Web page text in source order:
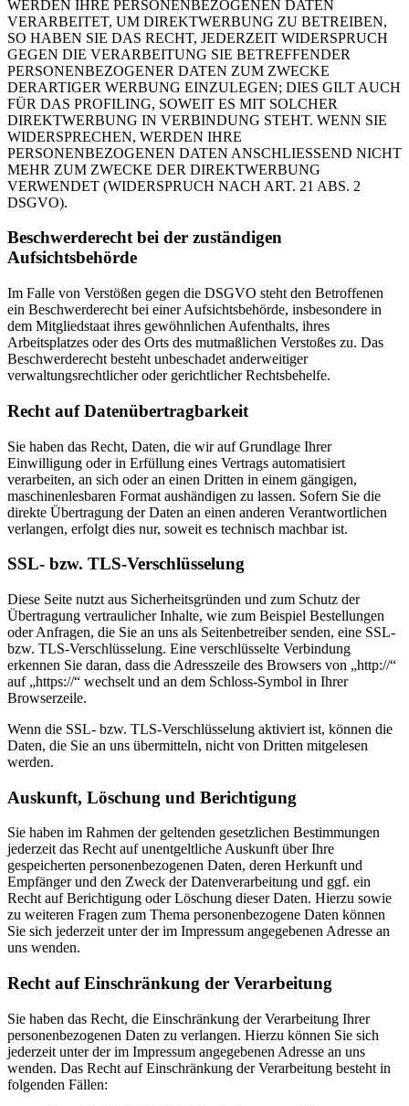
WERDEN IHRE PERSONENBEZOGENEN DATEN
VERARBEITET, UM DIREKTWERBUNG ZU BETREIBEN,
SO HABEN SIE DAS RECHT, JEDERZEIT WIDERSPRUCH
GEGEN DIE VERARBEITUNG SIE BETREFFENDER
PERSONENBEZOGENER DATEN ZUM ZWECKE
DERARTIGER WERBUNG EINZULEGEN; DIES GILT AUCH
FÜR DAS PROFILING, SOWEIT ES MIT SOLCHER
DIREKTWERBUNG IN VERBINDUNG STEHT. WENN SIE
WIDERSPRECHEN, WERDEN IHRE
PERSONENBEZOGENEN DATEN ANSCHLIESSEND NICHT
MEHR ZUM ZWECKE DER DIREKTWERBUNG
VERWENDET (WIDERSPRUCH NACH ART. 21 ABS. 2
DSGVO).
Beschwerderecht bei der zuständigen
Aufsichtsbehörde
Im Falle von Verstößen gegen die DSGVO steht den Betroffenen
ein Beschwerderecht bei einer Aufsichtsbehörde, insbesondere in
dem Mitgliedstaat ihres gewöhnlichen Aufenthalts, ihres
Arbeitsplatzes oder des Orts des mutmaßlichen Verstoßes zu. Das
Beschwerderecht besteht unbeschadet anderweitiger
verwaltungsrechtlicher oder gerichtlicher Rechtsbehelfe.
Recht auf Datenübertragbarkeit
Sie haben das Recht, Daten, die wir auf Grundlage Ihrer
Einwilligung oder in Erfüllung eines Vertrags automatisiert
verarbeiten, an sich oder an einen Dritten in einem gängigen,
maschinenlesbaren Format aushändigen zu lassen. Sofern Sie die
direkte Übertragung der Daten an einen anderen Verantwortlichen
verlangen, erfolgt dies nur, soweit es technisch machbar ist.
SSL- bzw. TLS-Verschlüsselung
Diese Seite nutzt aus Sicherheitsgründen und zum Schutz der
Übertragung vertraulicher Inhalte, wie zum Beispiel Bestellungen
oder Anfragen, die Sie an uns als Seitenbetreiber senden, eine SSL-
bzw. TLS-Verschlüsselung. Eine verschlüsselte Verbindung
erkennen Sie daran, dass die Adresszeile des Browsers von „http://“
auf „https://“ wechselt und an dem Schloss-Symbol in Ihrer
Browserzeile.
Wenn die SSL- bzw. TLS-Verschlüsselung aktiviert ist, können die
Daten, die Sie an uns übermitteln, nicht von Dritten mitgelesen
werden.
Auskunft, Löschung und Berichtigung
Sie haben im Rahmen der geltenden gesetzlichen Bestimmungen
jederzeit das Recht auf unentgeltliche Auskunft über Ihre
gespeicherten personenbezogenen Daten, deren Herkunft und
Empfänger und den Zweck der Datenverarbeitung und ggf. ein
Recht auf Berichtigung oder Löschung dieser Daten. Hierzu sowie
zu weiteren Fragen zum Thema personenbezogene Daten können
Sie sich jederzeit unter der im Impressum angegebenen Adresse an
uns wenden.
Recht auf Einschränkung der Verarbeitung
Sie haben das Recht, die Einschränkung der Verarbeitung Ihrer
personenbezogenen Daten zu verlangen. Hierzu können Sie sich
jederzeit unter der im Impressum angegebenen Adresse an uns
wenden. Das Recht auf Einschränkung der Verarbeitung besteht in
folgenden Fällen: